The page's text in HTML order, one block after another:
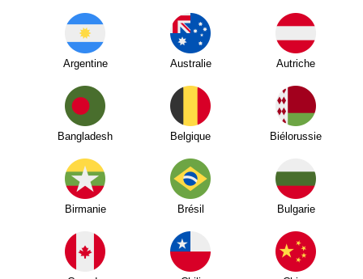
Argentine Australie Autriche
Bangladesh Belgique Biélorussie
Birmanie Brésil Bulgarie